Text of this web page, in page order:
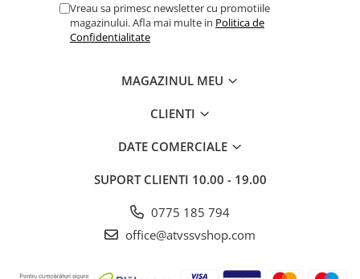
Vreau sa primesc newsletter cu promotiile
magazinului. Afla mai multe in Politica de
Confidentialitate
MAGAZINUL MEU
CLIENTI
DATE COMERCIALE
SUPORT CLIENTI 10.00 - 19.00
0775 185 794
office@atvssvshop.com